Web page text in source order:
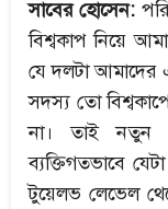
সাবের হোসেন:
বিশ্বকাপ নিয়ে
যে দলটা আমাদের
সদস্য তো
না। তাই নতুন
ব্যক্তিগতভাবে
টুয়েলভ লেভেল